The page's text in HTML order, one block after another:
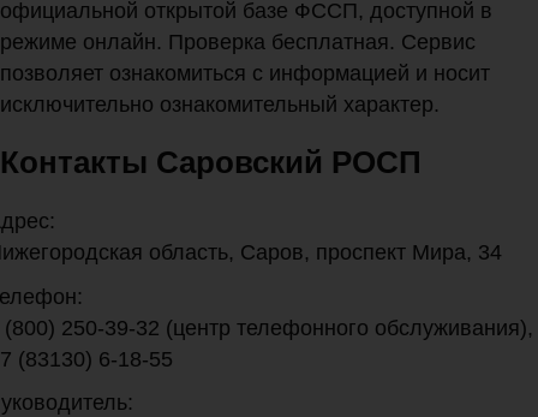
официальной открытой базе ФССП, доступной в
режиме онлайн. Проверка бесплатная. Сервис
позволяет ознакомиться с информацией и носит
исключительно ознакомительный характер.
Контакты Саровский РОСП
область, Саров, проспект Мира, 34
(800) 250-39-32 (центр телефонного обслуживания),
(83130) 6-18-55